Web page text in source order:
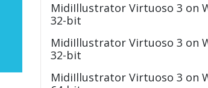
MidiIllustrator Virtuoso 3 on
32-bit
MidiIllustrator Virtuoso 3 on
32-bit
MidiIllustrator Virtuoso 3 on